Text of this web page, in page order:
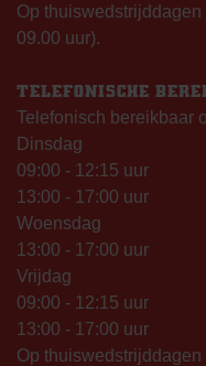
Op
09.00 uur).
TELEFONISCHE
Telefonisch bereikbaar
Dinsdag
09:00 - 12:15 uur
13:00 - 17:00 uur
Woensdag
13:00 - 17:00 uur
Vrijdag
09:00 - 12:15 uur
13:00 - 17:00 uur
Op